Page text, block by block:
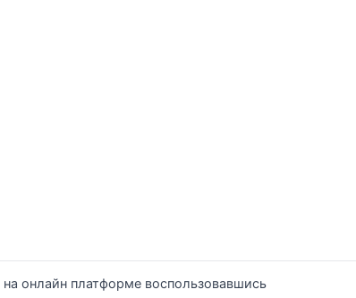
онлайн платформе воспользовавшись